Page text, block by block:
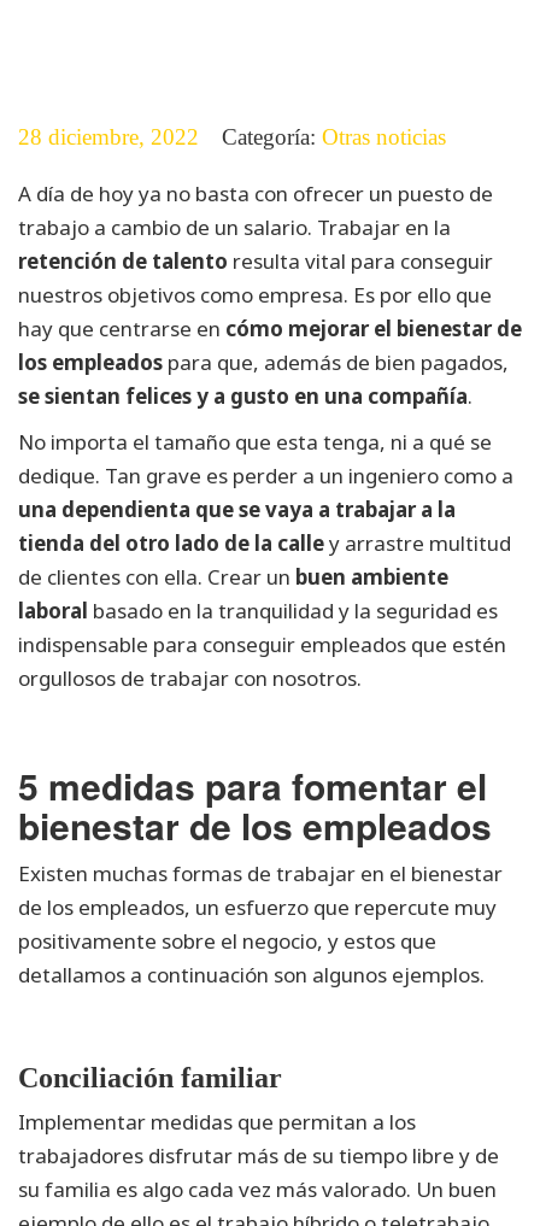
28 diciembre, 2022 Categoría: Otras noticias
A día de hoy ya no basta con ofrecer un puesto de
trabajo a cambio de un salario. Trabajar en la
retención de talento resulta vital para conseguir
nuestros objetivos como empresa. Es por ello que
hay que centrarse en cómo mejorar el bienestar de
los empleados para que, además de bien pagados,
se sientan felices y a gusto en una compañía.
No importa el tamaño que esta tenga, ni a qué se
dedique. Tan grave es perder a un ingeniero como a
una dependienta que se vaya a trabajar a la
tienda del otro lado de la calley arrastre multitud
de clientes con ella. Crear un buen ambiente
laboral basado en la tranquilidad y la seguridad es
indispensable para conseguir empleados que estén
orgullosos de trabajar con nosotros.
5 medidas para fomentar el
bienestar de los empleados
Existen muchas formas de trabajar en el bienestar
de los empleados, un esfuerzo que repercute muy
positivamente sobre el negocio, y estos que
detallamos a continuación son algunos ejemplos.
Conciliación familiar
Implementar medidas que permitan a los
trabajadores disfrutar más de su tiempo libre y de
su familia es algo cada vez más valorado. Un buen